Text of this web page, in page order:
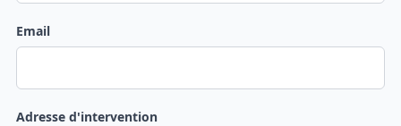
Email
Adresse d'intervention